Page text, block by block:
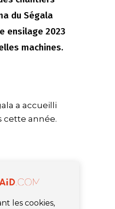
du Ségala
ensilage 2023
machines.
a accueilli
cette année.
les cookies,